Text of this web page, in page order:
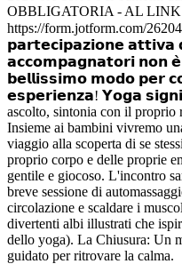
OBBLIGATORIA - AL LINK
https://form.jotform.com/
𝗽𝗮𝗿𝘁𝗲𝗰𝗶𝗽𝗮𝘇𝗶𝗼𝗻𝗲 𝗮𝘁𝘁𝗶𝘃𝗮
𝗮𝗰𝗰𝗼𝗺𝗽𝗮𝗴𝗻𝗮𝘁𝗼𝗿𝗶 𝗻𝗼𝗻
𝗯𝗲𝗹𝗹𝗶𝘀𝘀𝗶𝗺𝗼 𝗺𝗼𝗱𝗼 𝗽𝗲𝗿
𝗲𝘀𝗽𝗲𝗿𝗶𝗲𝗻𝘇𝗮! 𝗬𝗼𝗴𝗮
ascolto, sintonia con il proprio
Insieme ai bambini vivremo
viaggio alla scoperta di se
proprio corpo e delle proprie
gentile e giocoso. L'incontro
breve sessione di
circolazione e scaldare i
divertenti albi illustrati che
dello yoga). La Chiusura: Un
guidato per ritrovare la calma.